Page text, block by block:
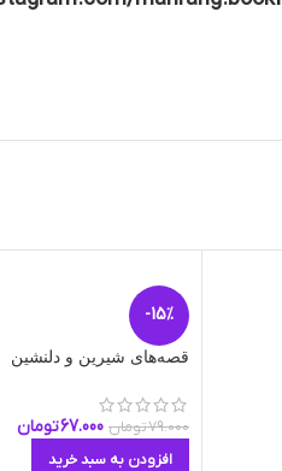
-15%
قصه‌های شیرین و دلنشین
79.000تومان 67.000تومان
افزودن به سبد خرید